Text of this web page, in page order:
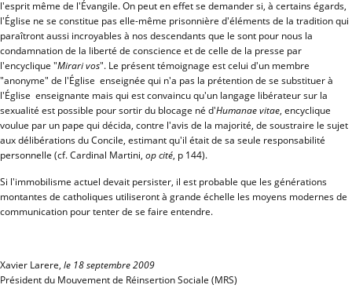
l'esprit même de l'Évangile. On peut en effet se demander si, à certains égards,
l'Église ne se constitue pas elle-même prisonnière d'éléments de la tradition qui
paraîtront aussi incroyables à nos descendants que le sont pour nous la
condamnation de la liberté de conscience et de celle de la presse par
l'encyclique "Mirari vos". Le présent témoignage est celui d'un membre
"anonyme" de l'Église enseignée qui n'a pas la prétention de se substituer à
l'Église enseignante mais qui est convaincu qu'un langage libérateur sur la
sexualité est possible pour sortir du blocage né d'Humanae vitae, encyclique
voulue par un pape qui décida, contre l'avis de la majorité, de soustraire le sujet
aux délibérations du Concile, estimant qu'il était de sa seule responsabilité
personnelle (cf. Cardinal Martini, op cité, p 144).
Si l'immobilisme actuel devait persister, il est probable que les générations
montantes de catholiques utiliseront à grande échelle les moyens modernes de
communication pour tenter de se faire entendre.
Xavier Larere, le 18 septembre 2009
Président du Mouvement de Réinsertion Sociale (MRS)